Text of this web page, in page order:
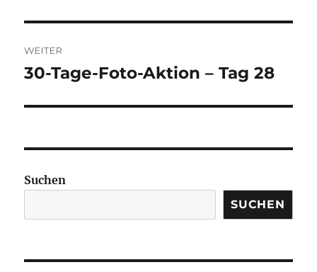
WEITER
Nächster
30-Tage-Foto-Aktion – Tag 28
Suchen
SUCHEN